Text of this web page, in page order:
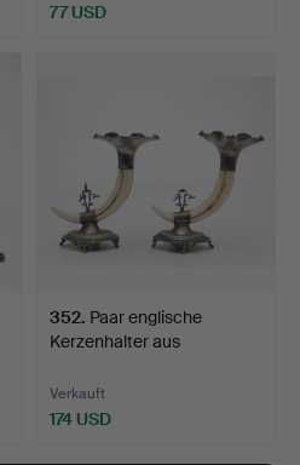
77 USD
352. Paar englische
Kerzenhalter aus
Verkauft
174 USD